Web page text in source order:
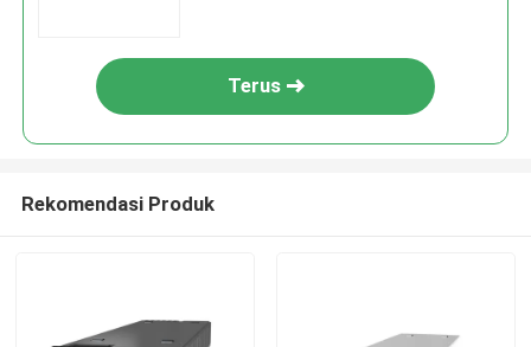
Terus
Rekomendasi Produk